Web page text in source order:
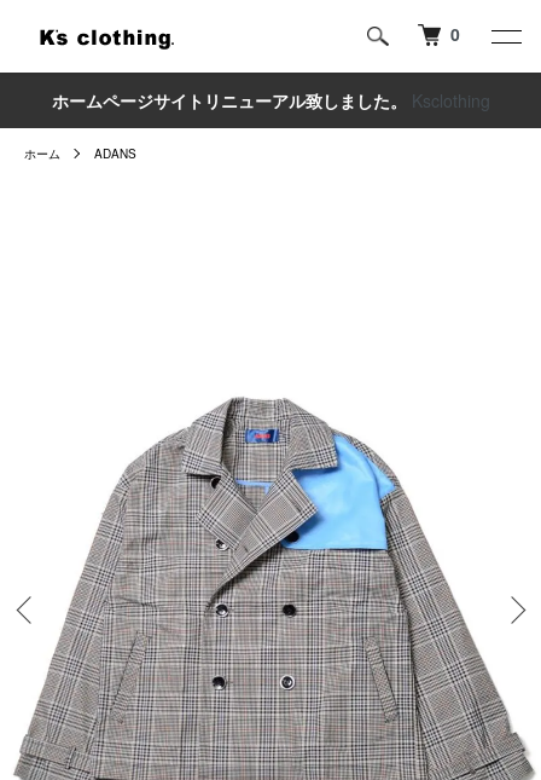
0
ホームページサイトリニューアル致しました。 Ksclothing
ホーム ADANS